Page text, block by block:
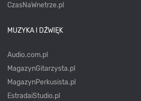
CzasNaWnetrze.pl
MUZYKA I DŹWIĘK
Audio.com.pl
MagazynGitarzysta.pl
MagazynPerkusista.pl
EstradaiStudio.pl